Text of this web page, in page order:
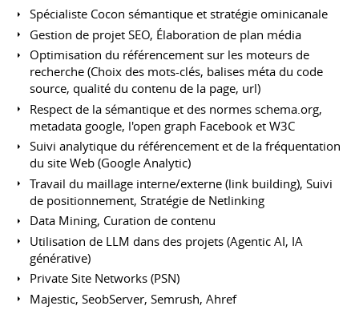
Spécialiste Cocon sémantique et stratégie ominicanale
Gestion de projet SEO, Élaboration de plan média
Optimisation du référencement sur les moteurs de
recherche (Choix des mots-clés, balises méta du code
source, qualité du contenu de la page, url)
Respect de la sémantique et des normes schema.org,
metadata google, l'open graph Facebook et W3C
Suivi analytique du référencement et de la fréquentation
du site Web (Google Analytic)
Travail du maillage interne/externe (link building), Suivi
de positionnement, Stratégie de Netlinking
Data Mining, Curation de contenu
Utilisation de LLM dans des projets (Agentic AI, IA
générative)
Private Site Networks (PSN)
Majestic, SeobServer, Semrush, Ahref